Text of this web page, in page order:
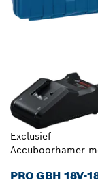
Exclusief
Accuboorhamer
PRO GBH 18V-